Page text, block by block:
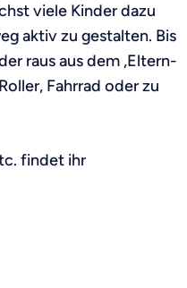
viele Kinder dazu
aktiv zu gestalten. Bis
raus aus dem „Eltern-
Fahrrad oder zu
findet ihr